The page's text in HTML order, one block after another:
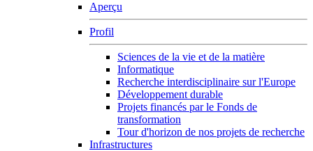
Aperçu
Profil
Sciences de la vie et de la matière
Informatique
Recherche interdisciplinaire sur l'Europe
Développement durable
Projets financés par le Fonds de
transformation
Tour d'horizon de nos projets de recherche
Infrastructures